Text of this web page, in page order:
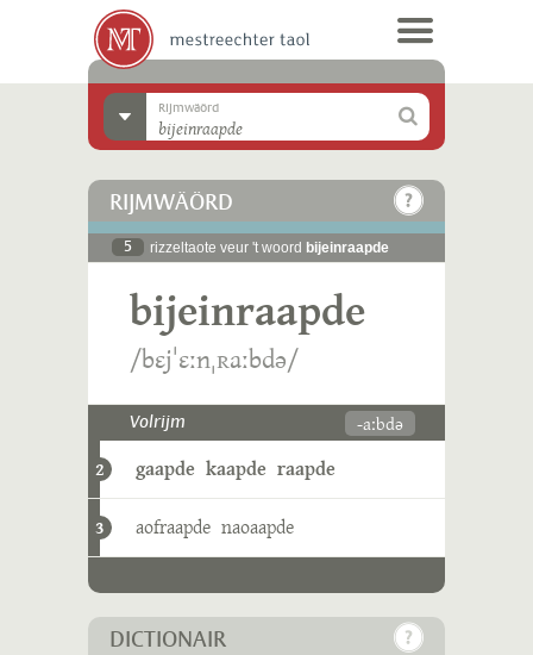
Rijmwäörd
RIJMWÄÖRD
5 rizzeltaote veur 't woord bijeinraapde
bijeinraapde
/bɛjˈɛːnˌʀaːbdə/
Volrijm -aːbdə
2 gaapde kaapde raapde
3 aofraapde naoaapde
DICTIONAIR